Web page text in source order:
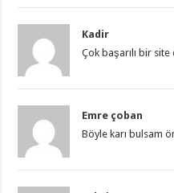
Kadir
Çok başarılı bir
Emre çoban
Böyle karı bulsam